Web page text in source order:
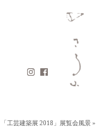
工芸建築展 2018」展覧会風景 »